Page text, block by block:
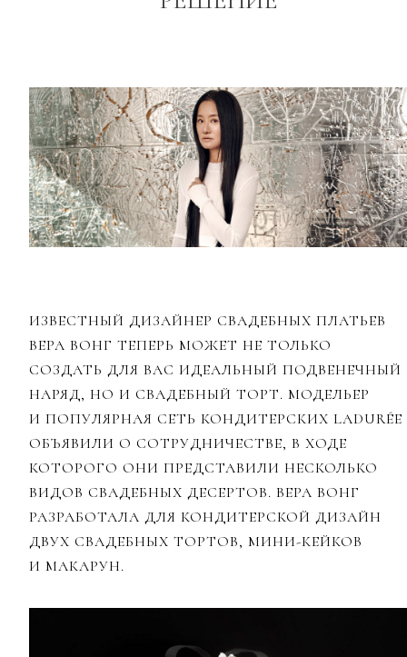
ИЗВЕСТНЫЙ ДИЗАЙНЕР СВАДЕБНЫХ ПЛАТЬЕВ
ВЕРА ВОНГ ТЕПЕРЬ МОЖЕТ НЕ ТОЛЬКО
СОЗДАТЬ ДЛЯ ВАС ИДЕАЛЬНЫЙ ПОДВЕНЕЧНЫЙ
НАРЯД, НО И СВАДЕБНЫЙ ТОРТ. МОДЕЛЬЕР
И ПОПУЛЯРНАЯ СЕТЬ КОНДИТЕРСКИХ LADURÉE
ОБЪЯВИЛИ О СОТРУДНИЧЕСТВЕ, В ХОДЕ
КОТОРОГО ОНИ ПРЕДСТАВИЛИ НЕСКОЛЬКО
ВИДОВ СВАДЕБНЫХ ДЕСЕРТОВ. ВЕРА ВОНГ
РАЗРАБОТАЛА ДЛЯ КОНДИТЕРСКОЙ ДИЗАЙН
ДВУХ СВАДЕБНЫХ ТОРТОВ, МИНИ-КЕЙКОВ
И МАКАРУН.